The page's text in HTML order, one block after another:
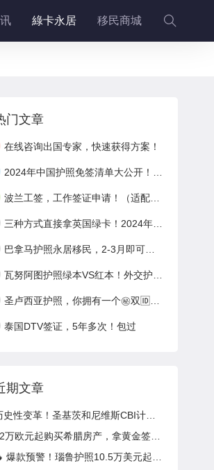
綠卡永居 移民商城
门文章
在线咨询出国专家，快速获得方案！
2024年中国护照免签清单大公开！这些国家说走就走！
波兰工签，工作签证申请！（适配+岛国护照）
三种方式直接拿英国绿卡！2024年英国工签申请！
巴拿马护照永居移民，2-3月即可拿身份！无门槛！
瓦努阿图护照绿本VS红本！外交护照了解一下～
圣卢西亚护照，你拥有一个㊙️双🆔有多香!
泰国DTV签证，5年多次！包过
期文章
性变革！圣基茨和尼维斯CBI计划2025年推出全新“居住体验”要求
万欧元起购买希腊房产，拿黄金签证享欧盟永居！
爆款预警！瑙鲁护照10.5万美元起入籍！免签英国/爱尔兰！